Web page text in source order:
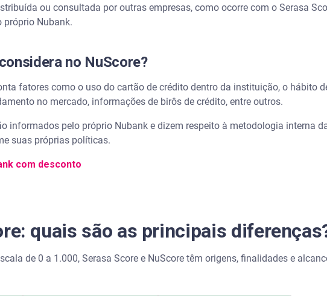
ou consultada por outras empresas, como ocorre com o Serasa
próprio Nubank.
no NuScore?
fatores como o uso do cartão de crédito dentro da instituição, o hábito
no mercado, informações de birôs de crédito, entre outros.
informados pelo próprio Nubank e dizem respeito à metodologia interna
suas próprias políticas.
com desconto
quais são as principais
de 0 a 1.000, Serasa Score e NuScore têm origens, finalidades e